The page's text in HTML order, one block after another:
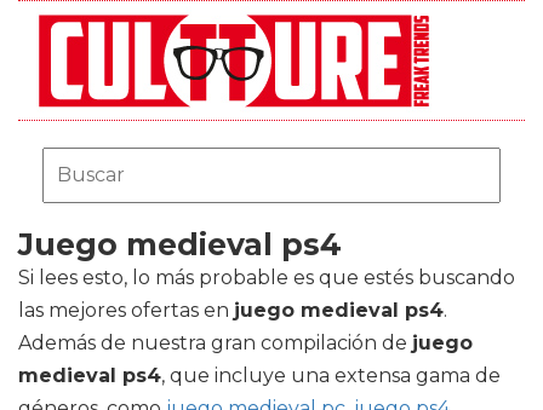
Juego medieval ps4
Si lees esto, lo más probable es que estés buscando
las mejores ofertas en juego medieval ps4.
Además de nuestra gran compilación de juego
medieval ps4, que incluye una extensa gama de